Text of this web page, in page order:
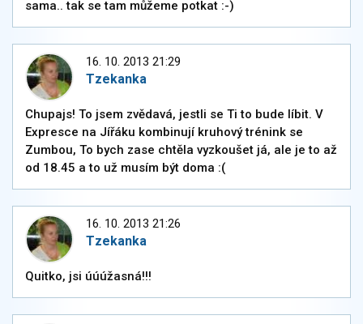
sama.. tak se tam můžeme potkat :-)
16. 10. 2013 21:29
Tzekanka
Chupajs! To jsem zvědavá, jestli se Ti to bude líbit. V
Expresce na Jířáku kombinují kruhový trénink se
Zumbou, To bych zase chtěla vyzkoušet já, ale je to až
od 18.45 a to už musím být doma :(
16. 10. 2013 21:26
Tzekanka
Quitko, jsi úúúžasná!!!